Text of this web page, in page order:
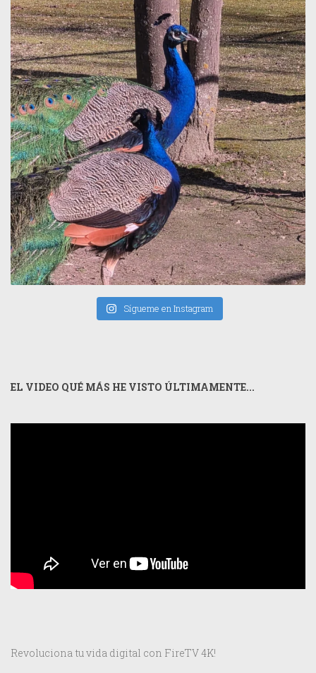
Sígueme en Instagram
EL VIDEO QUÉ MÁS HE VISTO ÚLTIMAMENTE...
Revoluciona tu vida digital con FireTV 4K!